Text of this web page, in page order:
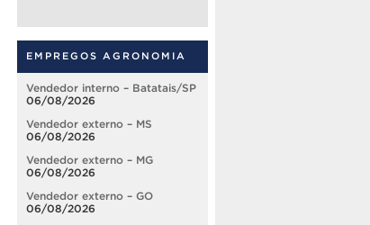
EMPREGOS AGRONOMIA
Vendedor interno – Batatais/SP
06/08/2026
Vendedor externo – MS
06/08/2026
Vendedor externo – MG
06/08/2026
Vendedor externo – GO
06/08/2026